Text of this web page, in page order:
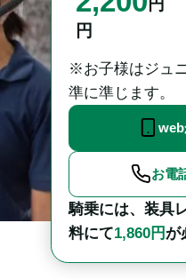
円
円
※お子様はジュ
準に準じます。
お電
騎乗には、装具
料にて1,860円が